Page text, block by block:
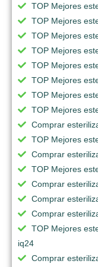
TOP Mejores
TOP Mejores
TOP Mejores
TOP Mejores
TOP Mejores
TOP Mejores
TOP Mejores
TOP Mejores
Comprar
TOP Mejores
Comprar
TOP Mejores
Comprar
Comprar
Comprar
TOP Mejores
iq24
Comprar